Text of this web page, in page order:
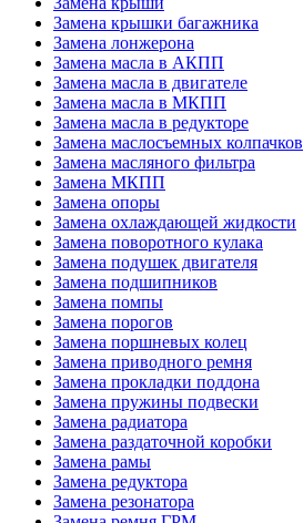
Замена крышки багажника
Замена лонжерона
Замена масла в АКПП
Замена масла в двигателе
Замена масла в МКПП
Замена масла в редукторе
Замена маслосъемных колпачков
Замена масляного фильтра
Замена МКПП
Замена опоры
Замена охлаждающей жидкости
Замена поворотного кулака
Замена подушек двигателя
Замена подшипников
Замена помпы
Замена порогов
Замена поршневых колец
Замена приводного ремня
Замена прокладки поддона
Замена пружины подвески
Замена радиатора
Замена раздаточной коробки
Замена рамы
Замена редуктора
Замена резонатора